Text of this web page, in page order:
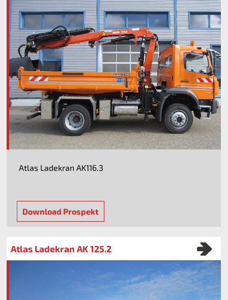
Atlas Ladekran AK116.3
Download Prospekt
Atlas Ladekran AK 125.2